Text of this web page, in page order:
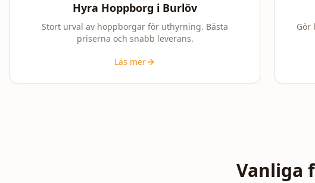
Hyra Hoppborg i Burlöv
Stort urval av hoppborgar för uthyrning. Bästa
priserna och snabb leverans.
Läs mer
Gör
Vanliga